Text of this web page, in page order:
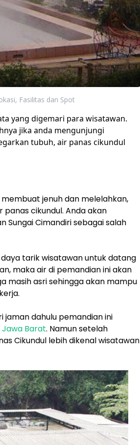
Fasilitas dan Spot
yang digemari para wisatawan.
jika anda mengunjungi
tubuh, air panas cikundul
jenuh dan melelahkan,
panas cikundul. Anda akan
Sungai Cimandiri sebagai salah
tarik wisatawan untuk datang
maka air di pemandian ini akan
masih asri sehingga akan mampu
jaman dahulu pemandian ini
Jawa Barat. Namun setelah
Cikundul lebih dikenal wisatawan